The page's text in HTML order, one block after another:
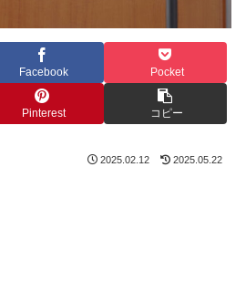
Facebook Pocket
Pinterest コピー
2025.02.12 2025.05.22